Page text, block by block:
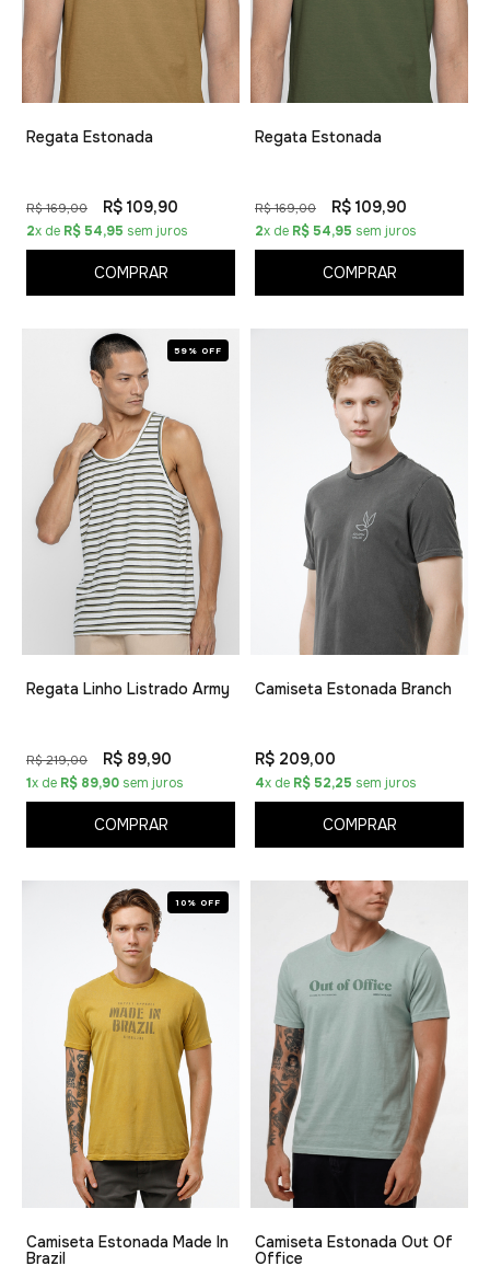
Regata Estonada
R$ 169,00 R$ 109,90
2x de R$ 54,95 sem juros
COMPRAR
Regata Estonada
R$ 169,00 R$ 109,90
2x de R$ 54,95 sem juros
COMPRAR
59% OFF
Regata Linho Listrado Army
R$ 219,00 R$ 89,90
1x de R$ 89,90 sem juros
COMPRAR
Camiseta Estonada Branch
R$ 209,00
4x de R$ 52,25 sem juros
COMPRAR
10% OFF
Camiseta Estonada Made In
Brazil
Camiseta Estonada Out Of
Office